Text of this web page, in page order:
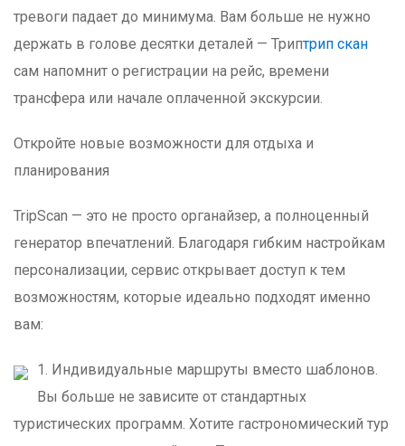
тревоги падает до минимума. Вам больше не нужно
держать в голове десятки деталей — Триптрип скан
сам напомнит о регистрации на рейс, времени
трансфера или начале оплаченной экскурсии.
Откройте новые возможности для отдыха и
планирования
TripScan — это не просто органайзер, а полноценный
генератор впечатлений. Благодаря гибким настройкам
персонализации, сервис открывает доступ к тем
возможностям, которые идеально подходят именно
вам:
1. Индивидуальные маршруты вместо шаблонов.
Вы больше не зависите от стандартных
туристических программ. Хотите гастрономический тур